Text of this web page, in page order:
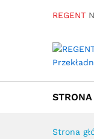
REGENT
Strona